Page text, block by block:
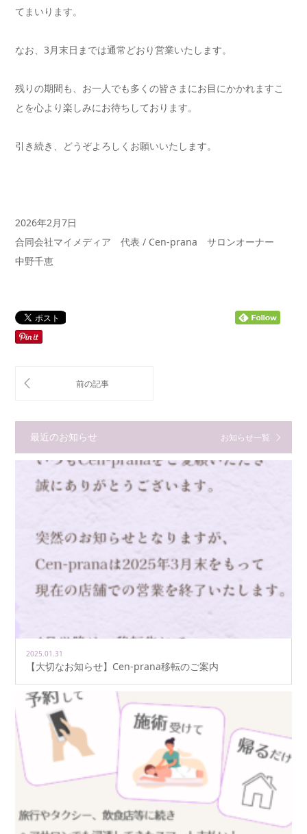
てまいります。
なお、3月末日までは通常どおり営業いたします。
残りの期間も、お一人でも多くの皆さまにお目にかかれますこ
とを心より楽しみにお待ちしております。
引き続き、どうぞよろしくお願いいたします。
2026年2月7日
合同会社マイメディア 代表 / Cen-prana サロンオーナー
中野千恵
最近のお知らせ お知らせ一覧
2025.01.31
【大切なお知らせ】Cen-prana移転のご案内